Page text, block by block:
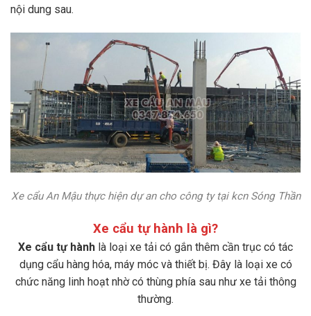
nội dung sau.
Xe cẩu An Mậu thực hiện dự an cho công ty tại kcn Sóng Thần
Xe cẩu tự hành là gì?
Xe cẩu tự hành là loại xe tải có gắn thêm cần trục có tác
dụng cẩu hàng hóa, máy móc và thiết bị. Đây là loại xe có
chức năng linh hoạt nhờ có thùng phía sau như xe tải thông
thường.